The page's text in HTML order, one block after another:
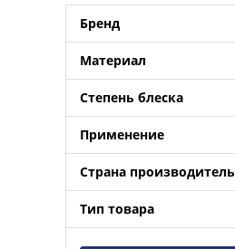
Бренд
Материал
Степень блеска
Применение
Страна производитель
Тип товара